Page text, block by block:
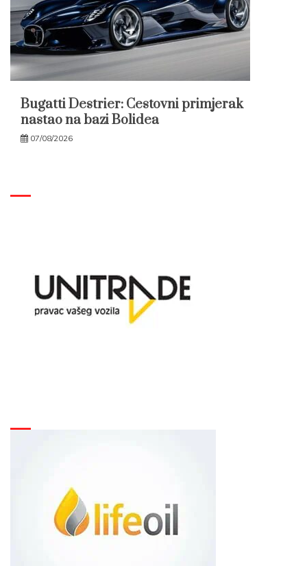
Bugatti Destrier: Cestovni primjerak
nastao na bazi Bolidea
07/08/2026